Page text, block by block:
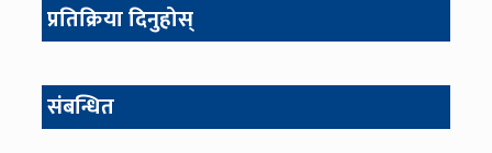
प्रतिक्रिया दिनुहोस्
संबन्धित